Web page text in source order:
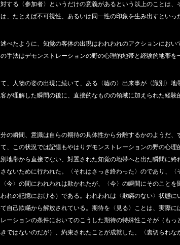
する〈参加者〉というだけの意義があるという以上のことは
、たとえば不可視性、あるいは同一性の印象を生み出すとい
べたように、知覚の客体の出現はわれわれのアクションにお
手法はデモンストレーションの野の心理的地帯と経験的地帯を
、人物の姿の出現に続いて、ある〈嘘の〉出来事が〈識別〉
が理解した瞬間の後に、直接的なものの領域に加えられた経
の瞬間、意識は自らの期待の具体性から分離するかのようだ
、この状況では記憶もやはりデモンストレーションの野の心
地帯から直接でない、対置された知覚の地帯へと出た瞬間に
ないために行われた。〈それはさっき終わった〉のであり、
今〉の間にわれわれは欺かれたが、〈今〉の瞬間にそのこと
われの記憶における）である。われわれは〈欺瞞のない〉状態
自己欺瞞から解放されている。期待を〈見る〉ことは、実際
ーションの条件においてのこうした期待の特殊性こそが（も
ではないのだが）、約束されたことが成就した、〈裏切られな